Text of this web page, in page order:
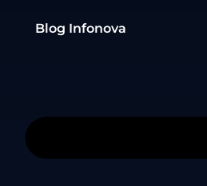
Blog Infonova